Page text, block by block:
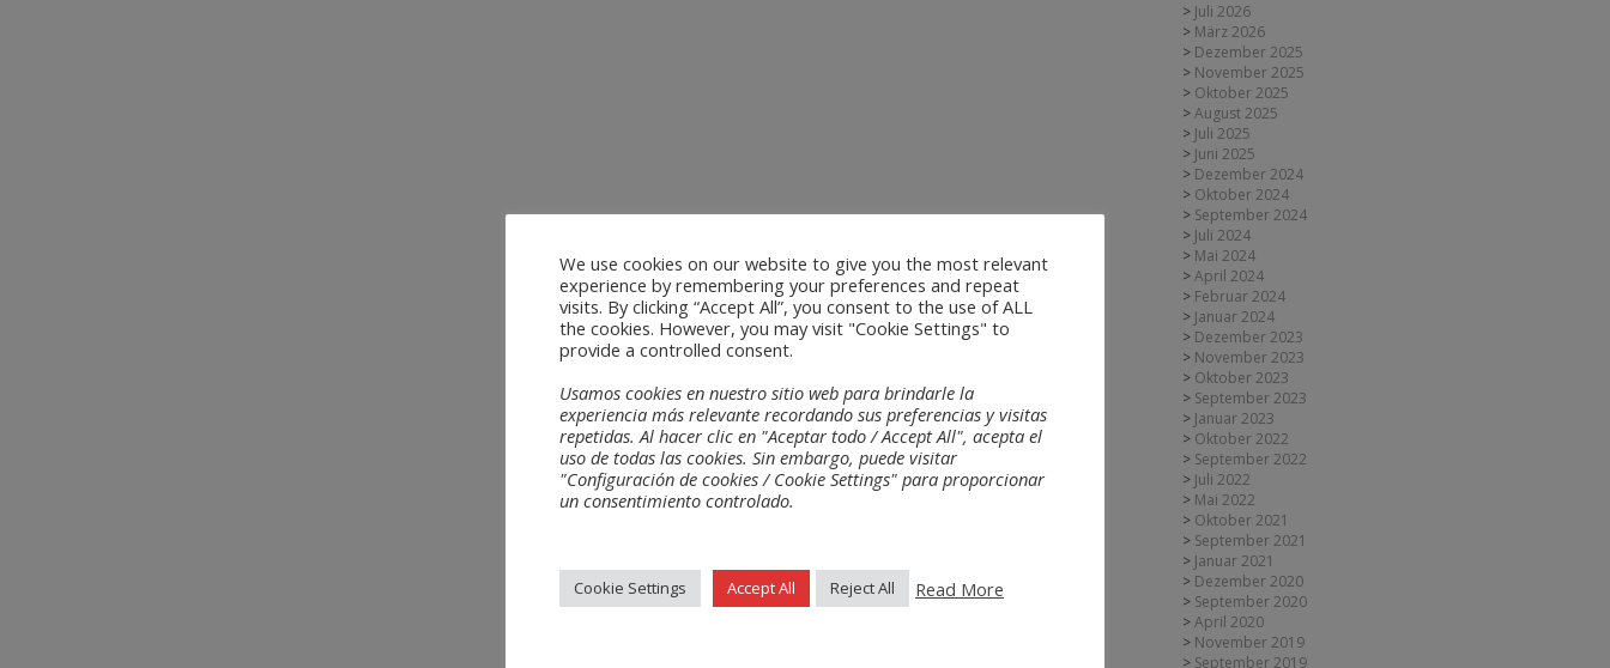
Juli 2026
März 2026
Dezember 2025
November 2025
Oktober 2025
August 2025
Juli 2025
Juni 2025
Dezember 2024
Oktober 2024
September 2024
Juli 2024
Mai 2024
April 2024
Februar 2024
Januar 2024
Dezember 2023
November 2023
Oktober 2023
September 2023
Januar 2023
Oktober 2022
September 2022
Juli 2022
Mai 2022
Oktober 2021
September 2021
Januar 2021
Dezember 2020
September 2020
April 2020
November 2019
September 2019
We use cookies on our website to give you the most relevant
experience by remembering your preferences and repeat
visits. By clicking “Accept All”, you consent to the use of ALL
the cookies. However, you may visit "Cookie Settings" to
provide a controlled consent.
Usamos cookies en nuestro sitio web para brindarle la
experiencia más relevante recordando sus preferencias y visitas
repetidas. Al hacer clic en "Aceptar todo / Accept All", acepta el
uso de todas las cookies. Sin embargo, puede visitar
"Configuración de cookies / Cookie Settings" para proporcionar
un consentimiento controlado.
Cookie Settings Accept All Reject All Read More